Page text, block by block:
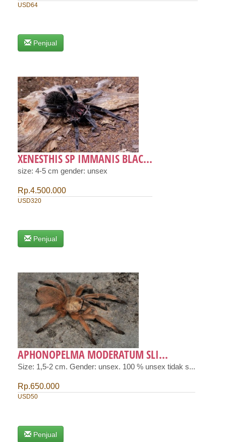
USD64
Penjual
XENESTHIS SP IMMANIS BLAC...
size: 4-5 cm gender: unsex
Rp.4.500.000
USD320
Penjual
APHONOPELMA MODERATUM SLI...
Size: 1,5-2 cm. Gender: unsex. 100 % unsex tidak s...
Rp.650.000
USD50
Penjual